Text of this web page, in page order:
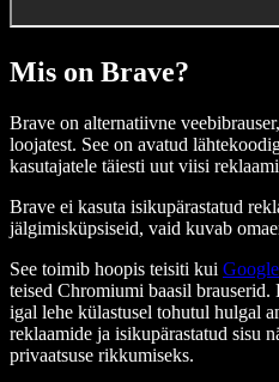
Mis on Brave?
Brave on alternatiivne
loojatest. See on avatud
kasutajatele täiesti uut viisi
Brave ei kasuta isikupärastatud
jälgimisküpsiseid, vaid kuvab
See toimib hoopis teisiti kui
teised Chromiumi baasil
igal lehe külastusel tohutul hulgal
reklaamide ja isikupärastatud sisu
privaatsuse rikkumiseks.